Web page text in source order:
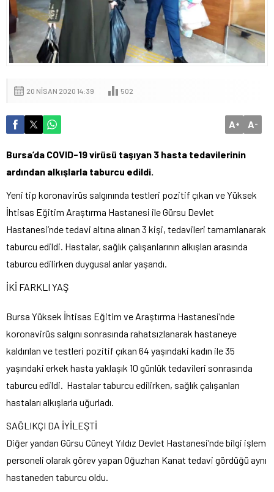
20 NISAN 2020 14:39 502
A+ A-
Bursa’da COVID-19 virüsü taşıyan 3 hasta tedavilerinin
ardından alkışlarla taburcu edildi.
Yeni tip koronavirüs salgınında testleri pozitif çıkan ve Yüksek
İhtisas Eğitim Araştırma Hastanesi ile Gürsu Devlet
Hastanesi’nde tedavi altına alınan 3 kişi, tedavileri tamamlanarak
taburcu edildi. Hastalar, sağlık çalışanlarının alkışları arasında
taburcu edilirken duygusal anlar yaşandı.
İKİ FARKLI YAŞ
Bursa Yüksek İhtisas Eğitim ve Araştırma Hastanesi’nde
koronavirüs salgını sonrasında rahatsızlanarak hastaneye
kaldırılan ve testleri pozitif çıkan 64 yaşındaki kadın ile 35
yaşındaki erkek hasta yaklaşık 10 günlük tedavileri sonrasında
taburcu edildi. Hastalar taburcu edilirken, sağlık çalışanları
hastaları alkışlarla uğurladı.
SAĞLIKÇI DA İYİLEŞTİ
Diğer yandan Gürsu Cüneyt Yıldız Devlet Hastanesi’nde bilgi işlem
personeli olarak görev yapan Oğuzhan Kanat tedavi gördüğü aynı
hastaneden taburcu oldu.